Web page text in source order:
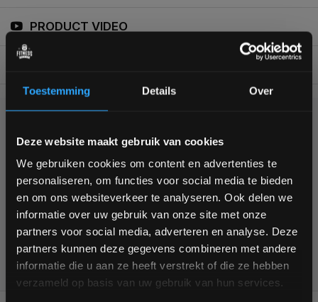
Toestemming Details Over
Deze website maakt gebruik van cookies
We gebruiken cookies om content en advertenties te
personaliseren, om functies voor social media te bieden
en om ons websiteverkeer te analyseren. Ook delen we
informatie over uw gebruik van onze site met onze
partners voor social media, adverteren en analyse. Deze
partners kunnen deze gegevens combineren met andere
informatie die u aan ze heeft verstrekt of die ze hebben
verzameld op basis van uw gebruik van hun services.
PRODUCT VIDEO
+31 (0)24 645 1309
customers give us a 4,7
Bam! 5% korting op je volgende
bestelling
Schrijf je in voor onze nieuwsbrief om op de hoogte te
blijven over onze nieuwe producten, deals en meer
interessante info. Ontvang 5% korting op je eerstvolgende
aankoop! 😀